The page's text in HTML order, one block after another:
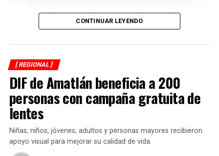
CONTINUAR LEYENDO
[ REGIONAL ]
DIF de Amatlán beneficia a 200
personas con campaña gratuita de
lentes
Niñas, niños, jóvenes, adultos y personas mayores recibieron
apoyo visual para mejorar su calidad de vida.